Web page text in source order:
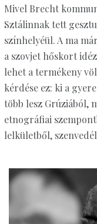
Mivel Brecht
Sztálinnak tett
színhelyéül. A ma
a szovjet hőskort
lehet a termékeny
kérdése ez: ki a
több lesz Grúziából,
etnográfiai
lelkületből,